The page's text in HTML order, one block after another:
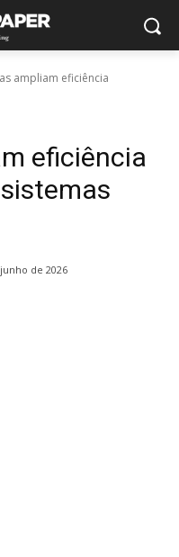
ampliam eficiência
eficiência
de 2026